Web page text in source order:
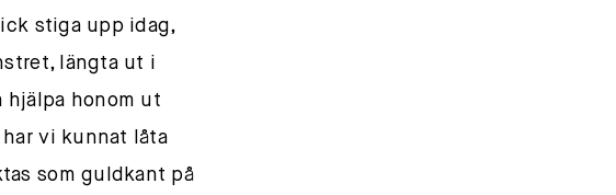
stiga upp idag,
längta ut i
hjälpa honom ut
har vi kunnat låta
som guldkant på